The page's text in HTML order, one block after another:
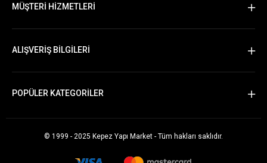
MÜŞTERİ HİZMETLERİ
ALIŞVERİŞ BİLGİLERİ
POPÜLER KATEGORİLER
© 1999 - 2025 Kepez Yapı Market - Tüm hakları saklıdır.